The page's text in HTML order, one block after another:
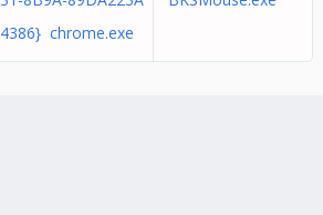
4386} chrome.exe